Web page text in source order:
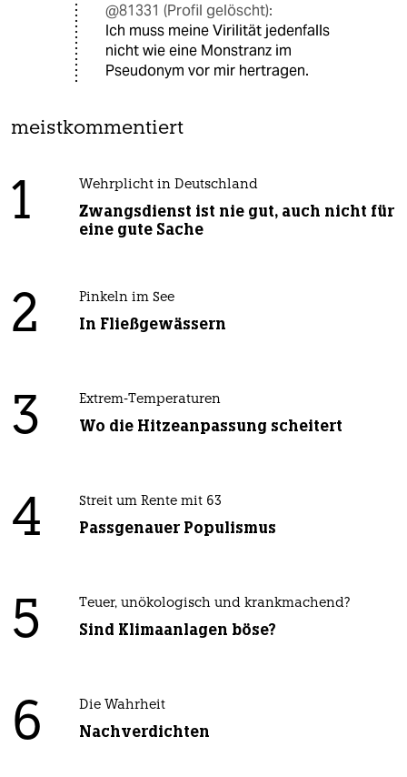
@81331 (Profil gelöscht):
Ich muss meine Virilität jedenfalls
nicht wie eine Monstranz im
Pseudonym vor mir hertragen.
meistkommentiert
1 Wehrplicht in Deutschland
Zwangsdienst ist nie gut, auch nicht für
eine gute Sache
2 Pinkeln im See
In Fließgewässern
3 Extrem-Temperaturen
Wo die Hitzeanpassung scheitert
4 Streit um Rente mit 63
Passgenauer Populismus
5 Teuer, unökologisch und krankmachend?
Sind Klimaanlagen böse?
6 Die Wahrheit
Nachverdichten